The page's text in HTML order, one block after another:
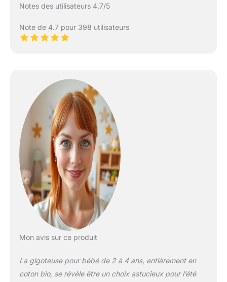
Notes des utilisateurs 4.7/5
Note de 4.7 pour 398 utilisateurs
Mon avis sur ce produit
La gigoteuse pour bébé de 2 à 4 ans, entièrement en
coton bio, se révèle être un choix astucieux pour l’été